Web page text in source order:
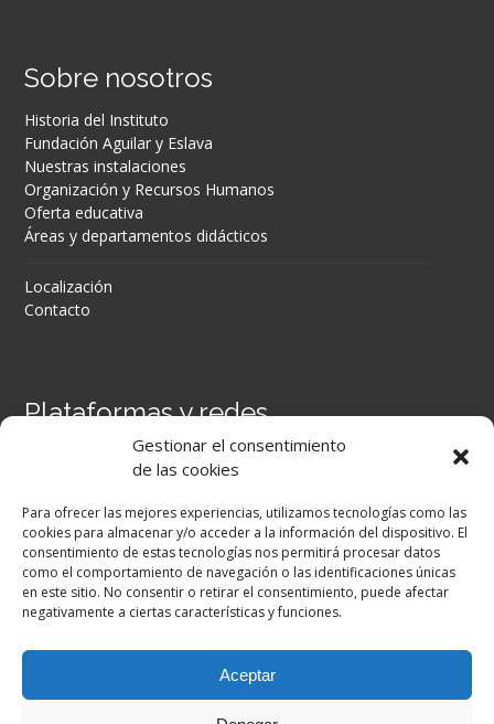
Gestionar el consentimiento
de las cookies
Para ofrecer las mejores experiencias, utilizamos tecnologías como las
cookies para almacenar y/o acceder a la información del dispositivo. El
consentimiento de estas tecnologías nos permitirá procesar datos
como el comportamiento de navegación o las identificaciones únicas
en este sitio. No consentir o retirar el consentimiento, puede afectar
negativamente a ciertas características y funciones.
Aceptar
Sobre nosotros
Historia del Instituto
Fundación Aguilar y Eslava
Nuestras instalaciones
Organización y Recursos Humanos
Oferta educativa
Áreas y departamentos didácticos
Localización
Contacto
Plataformas y redes
Secretaría Virtual
Facebook